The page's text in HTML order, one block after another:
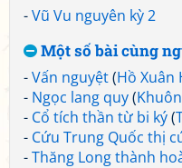
-Vũ Vu nguyên kỳ 2
Một số bài cùng
-Vấn nguyệt(Hồ Xuân
- Ngọc lang quy(
- Cổ tích thần từ bi ký(
- Cứu Trung Quốc thị
-Thăng Long thành